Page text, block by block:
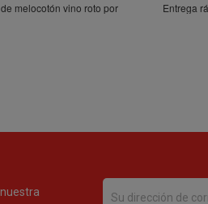
melocotón vino roto por
Entrega